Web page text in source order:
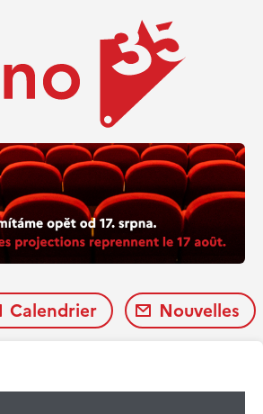
Calendrier Nouvelles